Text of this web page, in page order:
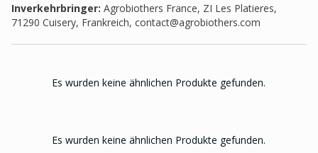
Inverkehrbringer: Agrobiothers France, ZI Les Platieres,
71290 Cuisery, Frankreich, contact@agrobiothers.com
Es wurden keine ähnlichen Produkte gefunden.
Es wurden keine ähnlichen Produkte gefunden.